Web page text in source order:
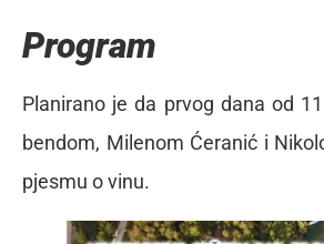
Program
Planirano je da prvog dana od
bendom, Milenom Ćeranić i
pjesmu o vinu.